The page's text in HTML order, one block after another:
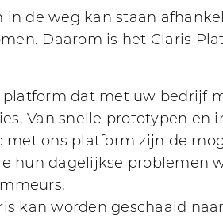
de weg kan staan
Daarom is het Claris
dat met uw bedrijf
Van snelle prototypen en
ons platform zijn de
hun dagelijkse problemen
kan worden geschaald